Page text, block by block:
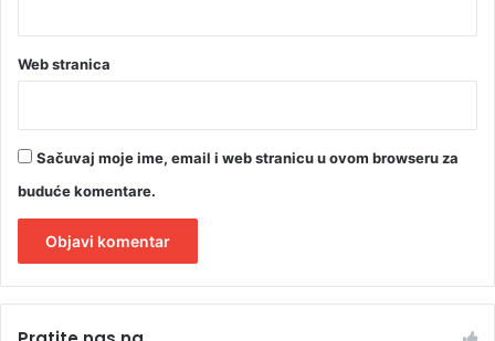
Web stranica
Sačuvaj moje ime, email i web stranicu u ovom browseru za
buduće komentare.